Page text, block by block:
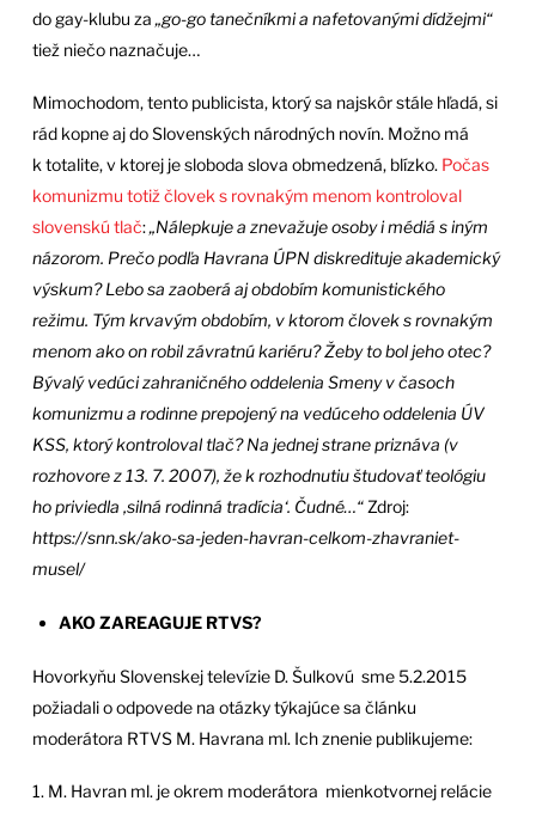
do gay-klubu za „go-go tanečníkmi a nafetovanými dídžejmi“
tiež niečo naznačuje…
Mimochodom, tento publicista, ktorý sa najskôr stále hľadá, si
rád kopne aj do Slovenských národných novín. Možno má
k totalite, v ktorej je sloboda slova obmedzená, blízko. Počas
komunizmu totiž človek s rovnakým menom kontroloval
slovenskú tlač:„Nálepkuje a znevažuje osoby i médiá s iným
názorom. Prečo podľa Havrana ÚPN diskredituje akademický
výskum? Lebo sa zaoberá aj obdobím komunistického
režimu. Tým krvavým obdobím, v ktorom človek s rovnakým
menom ako on robil závratnú kariéru? Žeby to bol jeho otec?
Bývalý vedúci zahraničného oddelenia Smeny v časoch
komunizmu a rodinne prepojený na vedúceho oddelenia ÚV
KSS, ktorý kontroloval tlač? Na jednej strane priznáva (v
rozhovore z 13. 7. 2007), že k rozhodnutiu študovať teológiu
ho priviedla ‚silná rodinná tradícia‘. Čudné…“Zdroj:
https://snn.sk/ako-sa-jeden-havran-celkom-zhavraniet-
musel/
AKO ZAREAGUJE RTVS?
Hovorkyňu Slovenskej televízie D. Šulkovú sme 5.2.2015
požiadali o odpovede na otázky týkajúce sa článku
moderátora RTVS M. Havrana ml. Ich znenie publikujeme:
1. M. Havran ml. je okrem moderátora mienkotvornej relácie